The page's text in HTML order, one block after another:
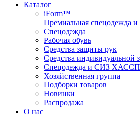
Каталог
iForm™
Премиальная спецодежда и
Спецодежда
Рабочая обувь
Средства защиты рук
Средства индивидуальной
Спецодежда и СИЗ ХАССП
Хозяйственная группа
Подборки товаров
Новинки
Распродажа
О нас